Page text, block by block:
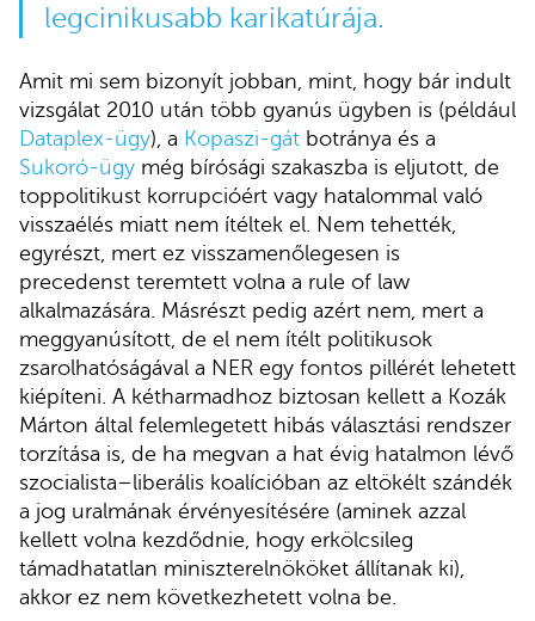
legcinikusabb karikatúrája.
Amit mi sem bizonyít jobban, mint, hogy bár indult
vizsgálat 2010 után több gyanús ügyben is (például
Dataplex-ügy), a Kopaszi-gát botránya és a
Sukoró-ügy még bírósági szakaszba is eljutott, de
toppolitikust korrupcióért vagy hatalommal való
visszaélés miatt nem ítéltek el. Nem tehették,
egyrészt, mert ez visszamenőlegesen is
precedenst teremtett volna a rule of law
alkalmazására. Másrészt pedig azért nem, mert a
meggyanúsított, de el nem ítélt politikusok
zsarolhatóságával a NER egy fontos pillérét lehetett
kiépíteni. A kétharmadhoz biztosan kellett a Kozák
Márton által felemlegetett hibás választási rendszer
torzítása is, de ha megvan a hat évig hatalmon lévő
szocialista–liberális koalícióban az eltökélt szándék
a jog uralmának érvényesítésére (aminek azzal
kellett volna kezdődnie, hogy erkölcsileg
támadhatatlan miniszterelnököket állítanak ki),
akkor ez nem következhetett volna be.